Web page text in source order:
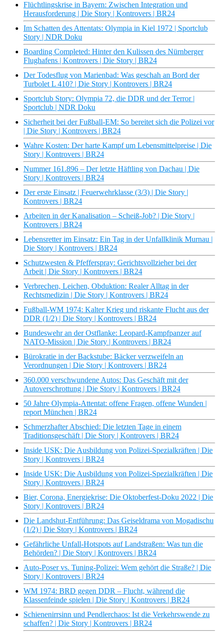
Flüchtlingskrise in Bayern: Zwischen Integration und
Herausforderung | Die Story | Kontrovers | BR24
Im Schatten des Attentats: Olympia in Kiel 1972 | Sportclub
Story | NDR Doku
Boarding Completed: Hinter den Kulissen des Nürnberger
Flughafens | Kontrovers | Die Story | BR24
Der Todesflug von Marienbad: Was geschah an Bord der
Turbolet L 410? | Die Story | Kontrovers | BR24
Sportclub Story: Olympia 72, die DDR und der Terror |
Sportclub | NDR Doku
Sicherheit bei der Fußball-EM: So bereitet sich die Polizei vor
| Die Story | Kontrovers | BR24
Wahre Kosten: Der harte Kampf um Lebensmittelpreise | Die
Story | Kontrovers | BR24
Nummer 161.896 – Der letzte Häftling von Dachau | Die
Story | Kontrovers | BR24
Der erste Einsatz | Feuerwehrklasse (3/3) | Die Story |
Kontrovers | BR24
Arbeiten in der Kanalisation – Scheiß-Job? | Die Story |
Kontrovers | BR24
Lebensretter im Einsatz: Ein Tag in der Unfallklinik Murnau |
Die Story | Kontrovers | BR24
Schutzwesten & Pfefferspray: Gerichtsvollzieher bei der
Arbeit | Die Story | Kontrovers | BR24
Verbrechen, Leichen, Obduktion: Realer Alltag in der
Rechtsmedizin | Die Story | Kontrovers | BR24
Fußball-WM 1974: Kalter Krieg und riskante Flucht aus der
DDR (1/2) | Die Story | Kontrovers | BR24
Bundeswehr an der Ostflanke: Leopard-Kampfpanzer auf
NATO-Mission | Die Story | Kontrovers | BR24
Bürokratie in der Backstube: Bäcker verzweifeln an
Verordnungen | Die Story | Kontrovers | BR24
360.000 verschwundene Autos: Das Geschäft mit der
Autoverschrottung | Die Story | Kontrovers | BR24
50 Jahre Olympia-Attentat: offene Fragen, offene Wunden |
report München | BR24
Schmerzhafter Abschied: Die letzten Tage in einem
Traditionsgeschäft | Die Story | Kontrovers | BR24
Inside USK: Die Ausbildung von Polizei-Spezialkräften | Die
Story | Kontrovers | BR24
Inside USK: Die Ausbildung von Polizei-Spezialkräften | Die
Story | Kontrovers | BR24
Bier, Corona, Energiekrise: Die Oktoberfest-Doku 2022 | Die
Story | Kontrovers | BR24
Die Landshut-Entführung: Das Geiseldrama von Mogadischu
(1/2) | Die Story | Kontrovers | BR24
Gefährliche Unfall-Hotspots auf Landstraßen: Was tun die
Behörden? | Die Story | Kontrovers | BR24
Auto-Poser vs. Tuning-Polizei: Wem gehört die Straße? | Die
Story | Kontrovers | BR24
WM 1974: BRD gegen DDR – Flucht, während die
Klassenfeinde spielen | Die Story | Kontrovers | BR24
Schienenirrsinn und Pendlerchaos: Ist die Verkehrswende zu
schaffen? | Die Story | Kontrovers | BR24